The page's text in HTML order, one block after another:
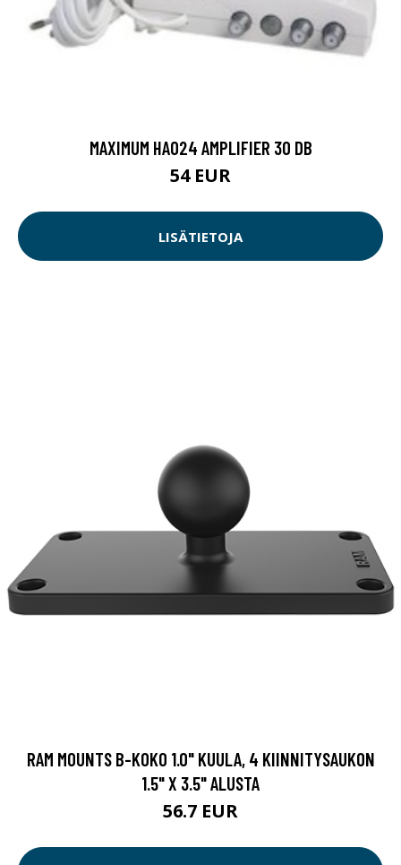
MAXIMUM HA024 AMPLIFIER 30 DB
54 EUR
LISÄTIETOJA
RAM MOUNTS B-KOKO 1.0" KUULA, 4 KIINNITYSAUKON
1.5" X 3.5" ALUSTA
56.7 EUR